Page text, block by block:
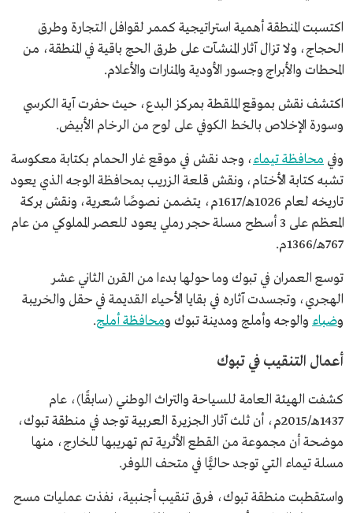
اكتسبت المنطقة أهمية استراتيجية كممر لقوافل التجارة وطرق
الحجاج، ولا تزال آثار المنشآت على طرق الحج باقية في المنطقة، من
المحطات والأبراج وجسور الأودية والمنارات والأعلام.
اكتشف نقش بموقع الملقطة بمركز البدع، حيث حفرت آية الكرسي
وسورة الإخلاص بالخط الكوفي على لوح من الرخام الأبيض.
وفي محافظة تيماء، وجد نقش في موقع غار الحمام بكتابة معكوسة
تشبه كتابة الأختام، ونقش قلعة الزريب بمحافظة الوجه الذي يعود
تاريخه لعام 1026هـ/1617م، يتضمن نصوصًا شعرية، ونقش بركة
المعظم على 3 أسطح مسلة حجر رملي يعود للعصر المملوكي من عام
767هـ/1366م.
توسع العمران في تبوك وما حولها بدءا من القرن الثاني عشر
الهجري، وتجسدت آثاره في بقايا الأحياء القديمة في حقل والخريبة
وضباء والوجه وأملج ومدينة تبوك ومحافظة أملج.
أعمال التنقيب في تبوك
كشفت الهيئة العامة للسياحة والتراث الوطني (سابقًا)، عام
1437هـ/2015م، أن ثلث آثار الجزيرة العربية توجد في منطقة تبوك،
موضحة أن مجموعة من القطع الأثرية تم تهريبها للخارج، منها
مسلة تيماء التي توجد حاليًّا في متحف اللوفر.
واستقطبت منطقة تبوك، فرق تنقيب أجنبية، نفذت عمليات مسح